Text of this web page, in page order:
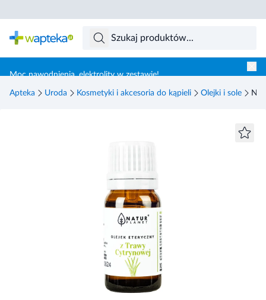
Moc nawodnienia, elektrolity w zestawie!
Apteka Uroda Kosmetyki i akcesoria do kąpieli Olejki i sole